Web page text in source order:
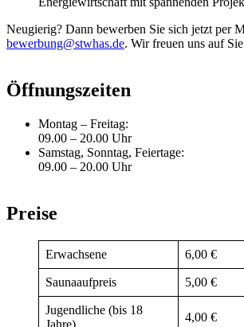
Neugierig? Dann bewerben Sie sich jetzt per
bewerbung@stwhas.de. Wir freuen uns auf
Öffnungszeiten
Montag – Freitag:
09.00 – 20.00 Uhr
Samstag, Sonntag, Feiertage:
09.00 – 20.00 Uhr
Preise
Erwachsene 6,00 €
Saunaaufpreis 5,00 €
Jugendliche (bis 18
Jahre)
4,00 €